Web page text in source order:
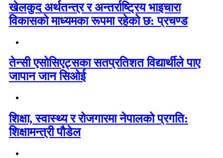
खेलकुद अर्थतन्त्र र अन्तर्राष्ट्रिय भाइचारा
विकासको माध्यमका रूपमा रहेको छ: प्रचण्ड
तेन्सी एसोसिएट्सका सतप्रतिशत विद्यार्थीले पाए
जापान जान सिओई
शिक्षा, स्वास्थ्य र रोजगारमा नेपालको प्रगति:
शिक्षामन्त्री पौडेल